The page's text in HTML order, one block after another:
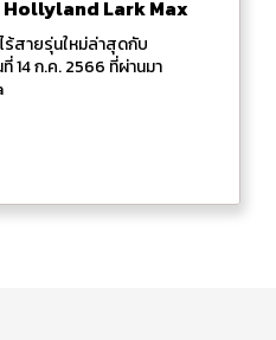
Hollyland Lark Max
ร้สายรุ่นใหม่ล่าสุดกับ
14 ก.ค. 2566 ที่ผ่านมา